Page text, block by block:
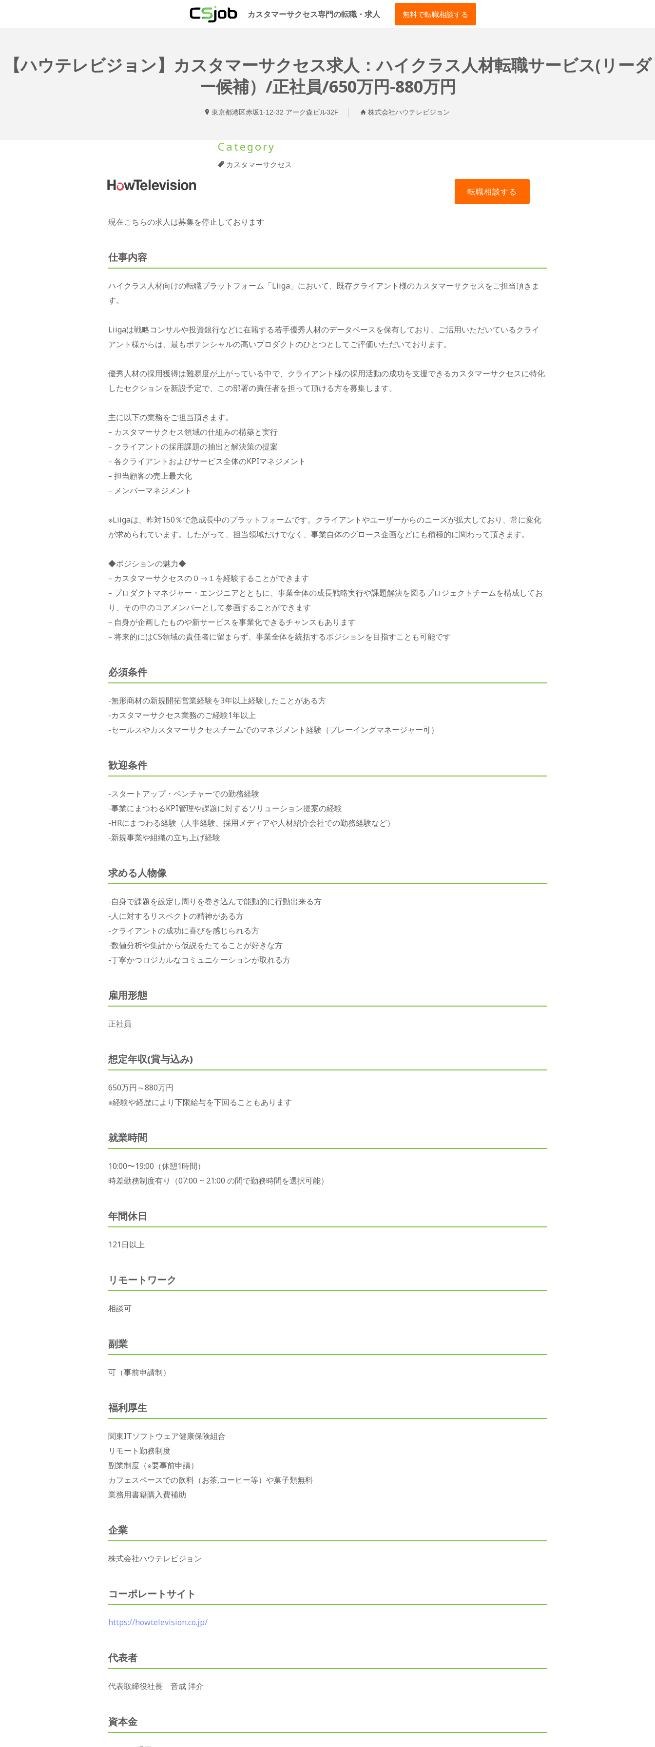
CSJOB
カスタマーサクセス専門の転職・求人 無料で転職相談する
【ハウテレビジョン】カスタマーサクセス求人：ハイクラス人材転職サービス(リーダ
ー候補）/正社員/650万円-880万円
東京都港区赤坂1-12-32 アーク森ビル32F 株式会社ハウテレビジョン
Category
カスタマーサクセス
現在こちらの求人は募集を停止しております
仕事内容
ハイクラス人材向けの転職プラットフォーム「Liiga」において、既存クライアント様のカスタマーサクセスをご担当頂きま
す。
Liigaは戦略コンサルや投資銀行などに在籍する若手優秀人材のデータベースを保有しており、ご活用いただいているクライ
アント様からは、最もポテンシャルの高いプロダクトのひとつとしてご評価いただいております。
優秀人材の採用獲得は難易度が上がっている中で、クライアント様の採用活動の成功を支援できるカスタマーサクセスに特化
したセクションを新設予定で、この部署の責任者を担って頂ける方を募集します。
主に以下の業務をご担当頂きます。
– カスタマーサクセス領域の仕組みの構築と実行
– クライアントの採用課題の抽出と解決策の提案
– 各クライアントおよびサービス全体のKPIマネジメント
– 担当顧客の売上最大化
– メンバーマネジメント
※Liigaは、昨対150％で急成長中のプラットフォームです。クライアントやユーザーからのニーズが拡大しており、常に変化
が求められています。したがって、担当領域だけでなく、事業自体のグロース企画などにも積極的に関わって頂きます。
◆ポジションの魅力◆
– カスタマーサクセスの０→１を経験することができます
– プロダクトマネジャー・エンジニアとともに、事業全体の成長戦略実行や課題解決を図るプロジェクトチームを構成してお
り、その中のコアメンバーとして参画することができます
– 自身が企画したものや新サービスを事業化できるチャンスもあります
– 将来的にはCS領域の責任者に留まらず、事業全体を統括するポジションを目指すことも可能です
必須条件
-無形商材の新規開拓営業経験を3年以上経験したことがある方
-カスタマーサクセス業務のご経験1年以上
-セールスやカスタマーサクセスチームでのマネジメント経験（プレーイングマネージャー可）
歓迎条件
-スタートアップ・ベンチャーでの勤務経験
-事業にまつわるKPI管理や課題に対するソリューション提案の経験
-HRにまつわる経験（人事経験、採用メディアや人材紹介会社での勤務経験など）
-新規事業や組織の立ち上げ経験
求める人物像
-自身で課題を設定し周りを巻き込んで能動的に行動出来る方
-人に対するリスペクトの精神がある方
-クライアントの成功に喜びを感じられる方
-数値分析や集計から仮説をたてることが好きな方
-丁寧かつロジカルなコミュニケーションが取れる方
雇用形態
正社員
想定年収(賞与込み)
650万円～880万円
※経験や経歴により下限給与を下回ることもあります
就業時間
10:00〜19:00（休憩1時間）
時差勤務制度有り（07:00 ~ 21:00 の間で勤務時間を選択可能）
年間休日
121 日以上
リモートワーク
相談可
副業
可（事前申請制）
福利厚生
関東ITソフトウェア健康保険組合
リモート勤務制度
副業制度（※要事前申請）
カフェスペースでの飲料（お茶,コーヒー等）や菓子類無料
業務用書籍購入費補助
企業
株式会社ハウテレビジョン
コーポレートサイト
https://howtelevision.co.jp/
代表者
代表取締役社長 音成 洋介
資本金